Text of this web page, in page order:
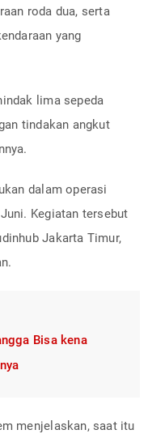
roda dua, serta
yang
lima sepeda
tindakan angkut
dalam operasi
Kegiatan tersebut
Jakarta Timur,
Bisa kena
menjelaskan, saat itu